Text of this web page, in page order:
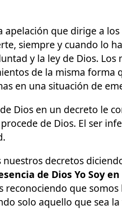
que dirige a
siempre y cuando lo
y la ley de Dios.
de la misma forma
en una situación de
Dios en un decreto le
de Dios. El ser
decretos
de Dios Yo Soy
reconociendo que
solo aquello que sea